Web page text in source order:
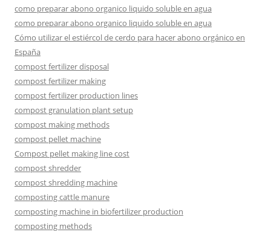
como preparar abono organico liquido soluble en agua
como preparar abono organico liquido soluble en agua
Cómo utilizar el estiércol de cerdo para hacer abono orgánico en
España
compost fertilizer disposal
compost fertilizer making
compost fertilizer production lines
compost granulation plant setup
compost making methods
compost pellet machine
Compost pellet making line cost
compost shredder
compost shredding machine
composting cattle manure
composting machine in biofertilizer production
composting methods